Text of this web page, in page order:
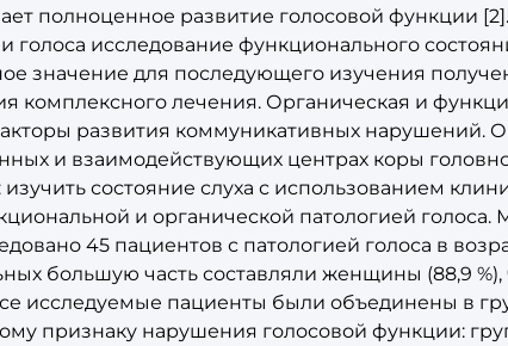
полноценное развитие голосовой функции
голоса исследование функционального
значение для последующего изучения
комплексного лечения. Органическая и
развития коммуникативных нарушений.
и взаимодействующих центрах коры
состояние слуха с использованием
и органической патологией голоса.
45 пациентов с патологией голоса в
большую часть составляли женщины (88,9 %),
исследуемые пациенты были объединены в
признаку нарушения голосовой функции: